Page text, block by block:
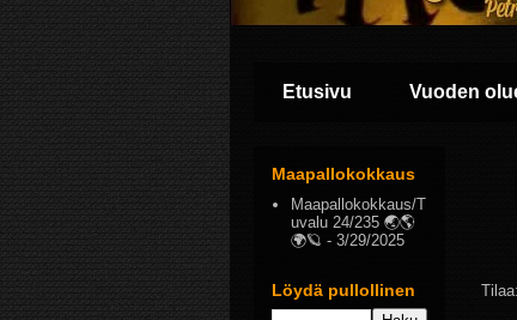
Etusivu Vuoden
Tilaa:
Maapallokokkaus
Maapallokokkaus/T
uvalu 24/235 🌏🌎
🌍🪐 - 3/29/2025
Löydä pullollinen